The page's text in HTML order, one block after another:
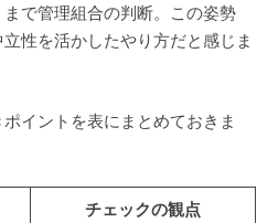
で管理組合の判断。この姿勢
性を活かしたやり方だと感じま
イントを表にまとめておきま
チェックの観点